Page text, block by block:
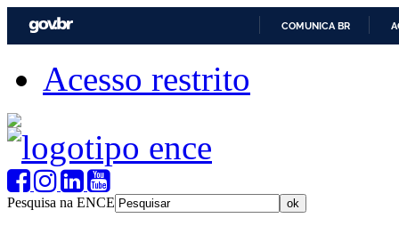
COMUNICA BR
Acesso restrito
Pesquisa na ENCE